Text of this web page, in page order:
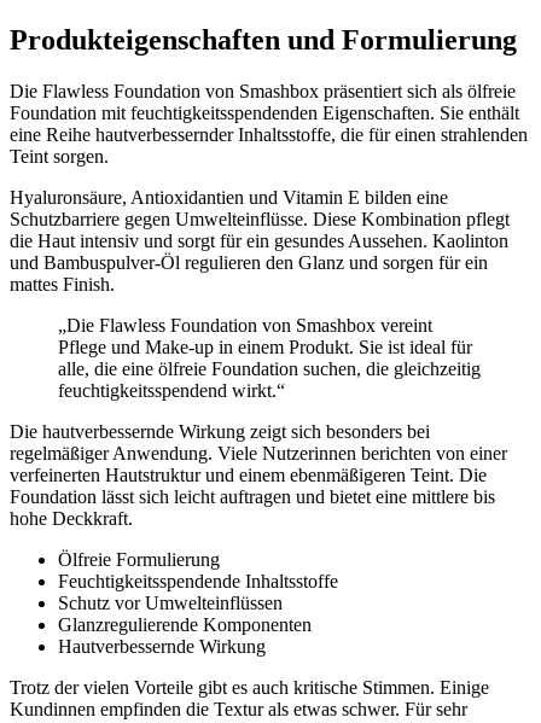
Produkteigenschaften und Formulierung
Die Flawless Foundation von Smashbox präsentiert sich als ölfreie
Foundation mit feuchtigkeitsspendenden Eigenschaften. Sie enthält
eine Reihe hautverbessernder Inhaltsstoffe, die für einen strahlenden
Teint sorgen.
Hyaluronsäure, Antioxidantien und Vitamin E bilden eine
Schutzbarriere gegen Umwelteinflüsse. Diese Kombination pflegt
die Haut intensiv und sorgt für ein gesundes Aussehen. Kaolinton
und Bambuspulver-Öl regulieren den Glanz und sorgen für ein
mattes Finish.
„Die Flawless Foundation von Smashbox vereint
Pflege und Make-up in einem Produkt. Sie ist ideal für
alle, die eine ölfreie Foundation suchen, die gleichzeitig
feuchtigkeitsspendend wirkt.“
Die hautverbessernde Wirkung zeigt sich besonders bei
regelmäßiger Anwendung. Viele Nutzerinnen berichten von einer
verfeinerten Hautstruktur und einem ebenmäßigeren Teint. Die
Foundation lässt sich leicht auftragen und bietet eine mittlere bis
hohe Deckkraft.
Ölfreie Formulierung
Feuchtigkeitsspendende Inhaltsstoffe
Schutz vor Umwelteinflüssen
Glanzregulierende Komponenten
Hautverbessernde Wirkung
Trotz der vielen Vorteile gibt es auch kritische Stimmen. Einige
Kundinnen empfinden die Textur als etwas schwer. Für sehr